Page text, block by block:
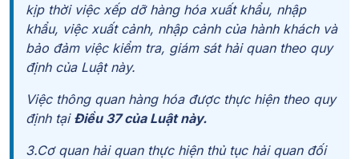
kịp thời việc xếp dỡ hàng hóa xuất khẩu, nhập
khẩu, việc xuất cảnh, nhập cảnh của hành khách và
bảo đảm việc kiểm tra, giám sát hải quan theo quy
định của Luật này.
Việc thông quan hàng hóa được thực hiện theo quy
định tại Điều 37 của Luật này.
3.Cơ quan hải quan thực hiện thủ tục hải quan đối